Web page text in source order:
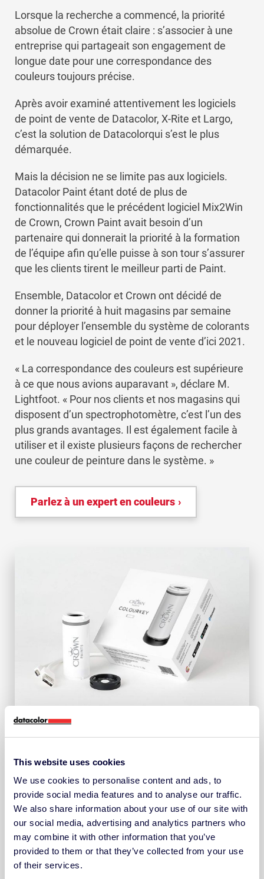
This website uses cookies
We use cookies to personalise content and ads, to
provide social media features and to analyse our traffic.
We also share information about your use of our site with
our social media, advertising and analytics partners who
may combine it with other information that you’ve
provided to them or that they’ve collected from your use
of their services.
Lorsque la recherche a commencé, la priorité
absolue de Crown était claire : s’associer à une
entreprise qui partageait son engagement de
longue date pour une correspondance des
couleurs toujours précise.
Après avoir examiné attentivement les logiciels
de point de vente de Datacolor, X-Rite et Largo,
c’est la solution de Datacolorqui s’est le plus
démarquée.
Mais la décision ne se limite pas aux logiciels.
Datacolor Paint étant doté de plus de
fonctionnalités que le précédent logiciel Mix2Win
de Crown, Crown Paint avait besoin d’un
partenaire qui donnerait la priorité à la formation
de l’équipe afin qu’elle puisse à son tour s’assurer
que les clients tirent le meilleur parti de Paint.
Ensemble, Datacolor et Crown ont décidé de
donner la priorité à huit magasins par semaine
pour déployer l’ensemble du système de colorants
et le nouveau logiciel de point de vente d’ici 2021.
« La correspondance des couleurs est supérieure
à ce que nous avions auparavant », déclare M.
Lightfoot. « Pour nos clients et nos magasins qui
disposent d’un spectrophotomètre, c’est l’un des
plus grands avantages. Il est également facile à
utiliser et il existe plusieurs façons de rechercher
une couleur de peinture dans le système. »
Parlez à un expert en couleurs
Une solution pour chaque
besoin de peinture
Avec le lancement des nouveaux systèmes de
point de vente, Crown a cherché à utiliser les
systèmes Datacolor dans son environnement de
laboratoire également. » C’est un très bon
témoignage de la confiance que nous accordons